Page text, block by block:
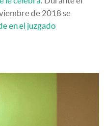
de 2018 se
en el juzgado